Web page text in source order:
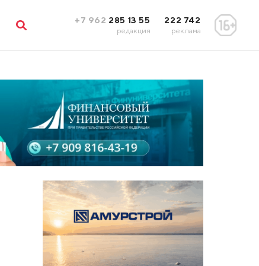
+7 962 285 13 55
редакция
222 742
реклама